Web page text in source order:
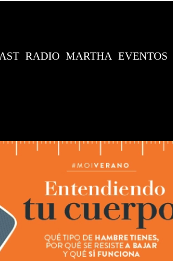
RADIO MARTHA EVENTOS